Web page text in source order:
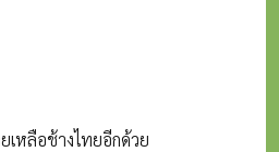
หลือช้างไทยอีกด้วย